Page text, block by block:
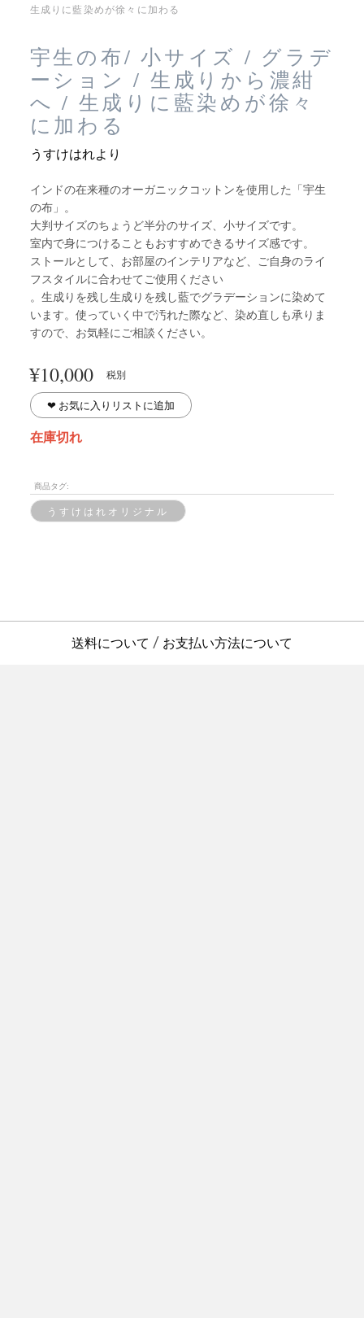
生成りに藍染めが徐々に加わる
宇生の布/ 小サイズ / グラデ
ーション / 生成りから濃紺
へ / 生成りに藍染めが徐々
に加わる
うすけはれより
インドの在来種のオーガニックコットンを使用した「宇生
の布」。
大判サイズのちょうど半分のサイズ、小サイズです。
室内で身につけることもおすすめできるサイズ感です。
ストールとして、お部屋のインテリアなど、ご自身のライ
フスタイルに合わせてご使用ください
。生成りを残し生成りを残し藍でグラデーションに染めて
います。使っていく中で汚れた際など、染め直しも承りま
すので、お気軽にご相談ください。
¥10,000 税別
❤︎ お気に入りリストに追加
在庫切れ
商品タグ:
うすけはれオリジナル
送料について / お支払い方法について